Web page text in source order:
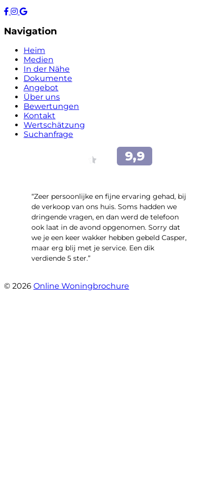
Navigation
Heim
Medien
In der Nähe
Dokumente
Angebot
Über uns
Bewertungen
Kontakt
Wertschätzung
Suchanfrage
“Zeer persoonlijke en fijne ervaring gehad, bij
de verkoop van ons huis. Soms hadden we
dringende vragen, en dan werd de telefoon
ook laat in de avond opgenomen. Sorry dat
we je een keer wakker hebben gebeld Casper,
maar erg blij met je service. Een dik
verdiende 5 ster.”
© 2026 Online Woningbrochure